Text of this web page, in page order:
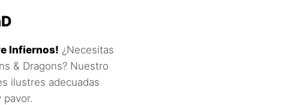
Infiernos! ¿Necesitas
& Dragons? Nuestro
ilustres adecuadas